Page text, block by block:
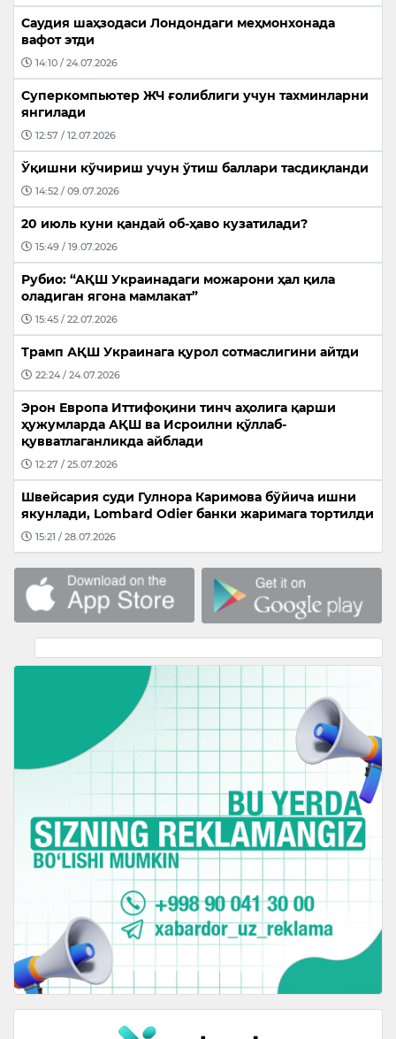
Саудия шаҳзодаси Лондондаги меҳмонхонада
вафот этди
14:10 / 24.07.2026
Суперкомпьютер ЖЧ ғолиблиги учун тахминларни
янгилади
12:57 / 12.07.2026
Ўқишни кўчириш учун ўтиш баллари тасдиқланди
14:52 / 09.07.2026
20 июль куни қандай об-ҳаво кузатилади?
15:49 / 19.07.2026
Рубио: “АҚШ Украинадаги можарони ҳал қила
оладиган ягона мамлакат”
15:45 / 22.07.2026
Трамп АҚШ Украинага қурол сотмаслигини айтди
22:24 / 24.07.2026
Эрон Европа Иттифоқини тинч аҳолига қарши
ҳужумларда АҚШ ва Исроилни қўллаб-
қувватлаганликда айблади
12:27 / 25.07.2026
Швейсария суди Гулнора Каримова бўйича ишни
якунлади, Lombard Odier банки жаримага тортилди
15:21 / 28.07.2026